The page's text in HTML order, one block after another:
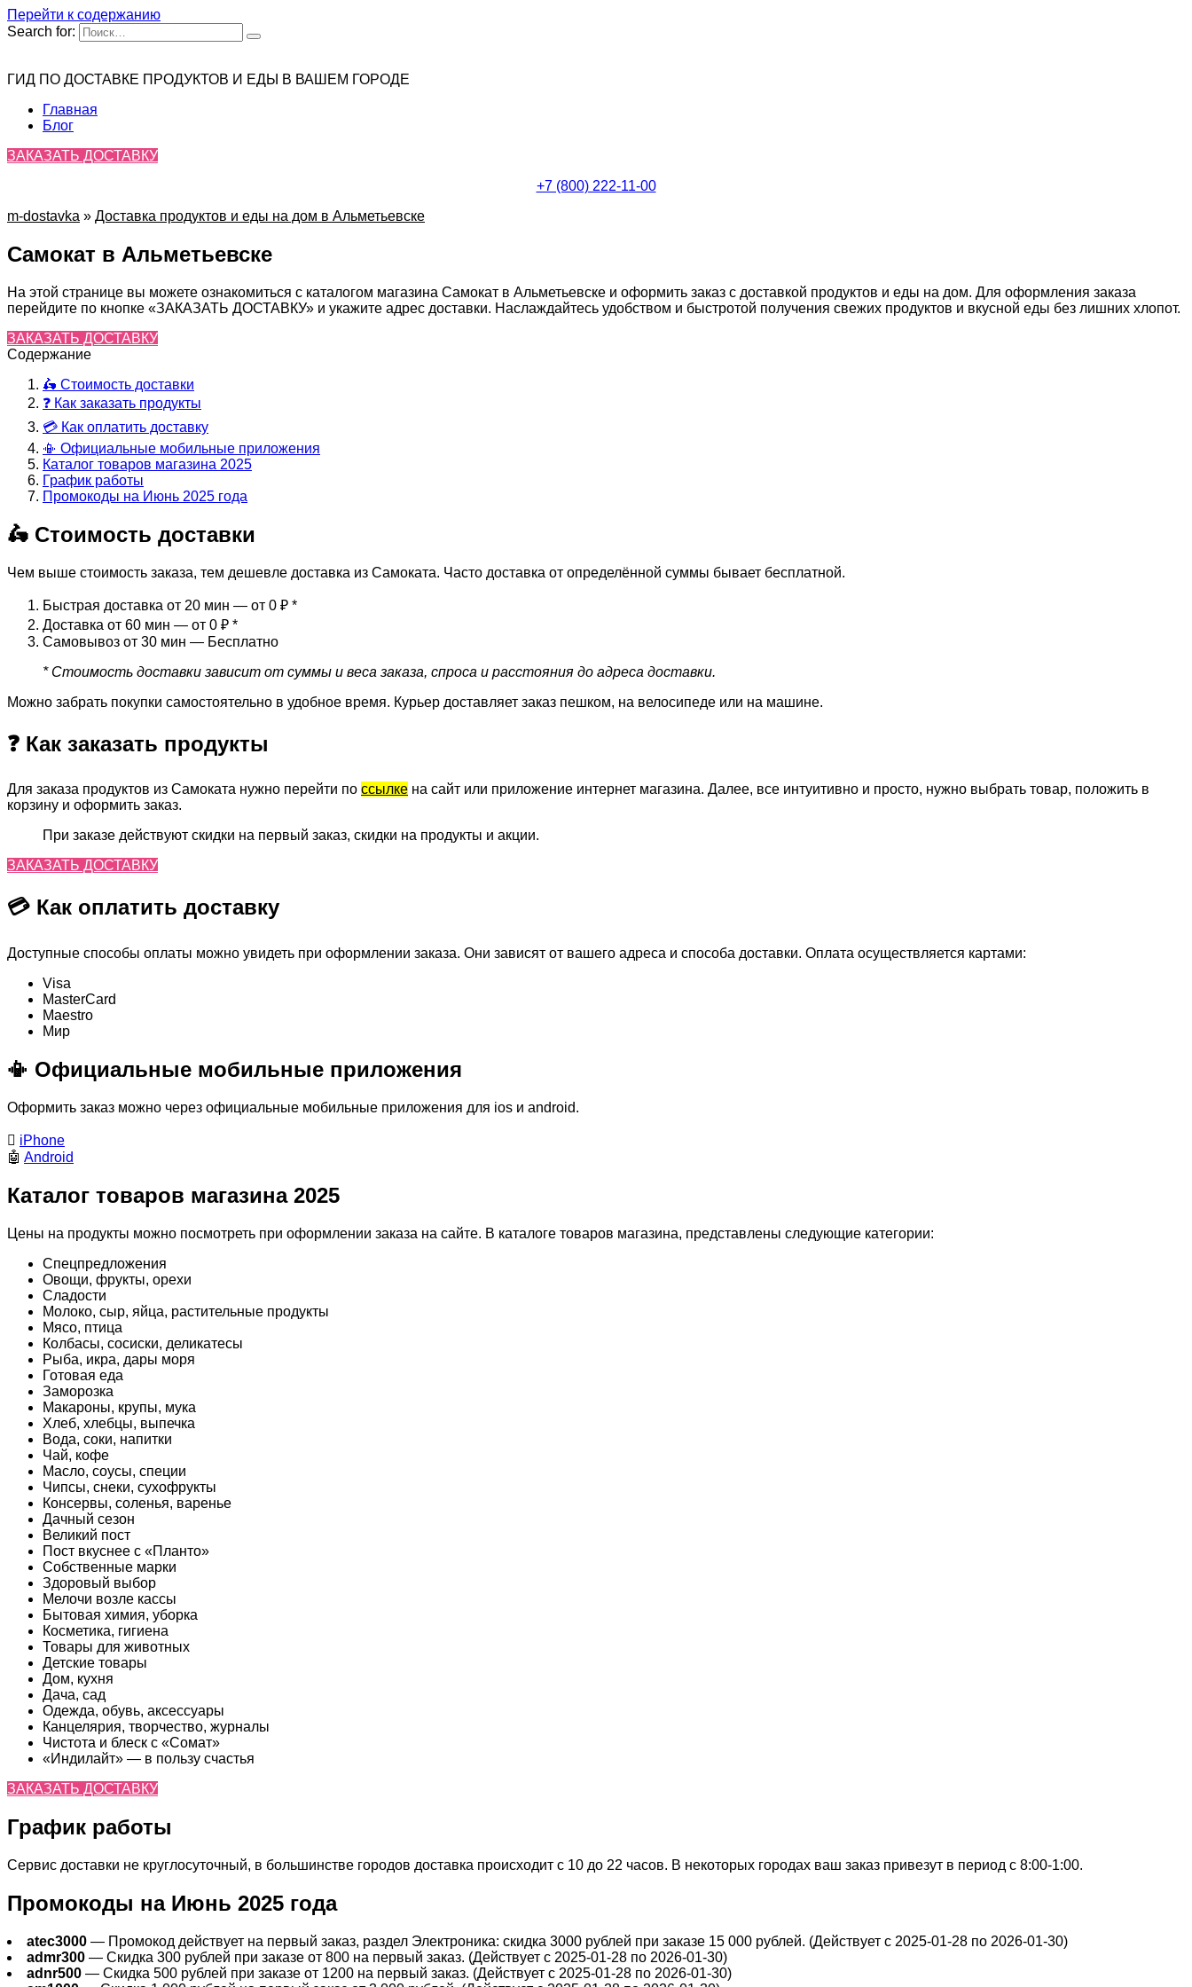
Перейти к содержанию
Search for:
ГИД ПО ДОСТАВКЕ ПРОДУКТОВ И ЕДЫ В ВАШЕМ ГОРОДЕ
Главная
Блог
ЗАКАЗАТЬ ДОСТАВКУ
+7 (800) 222-11-00
m-dostavka » Доставка продуктов и еды на дом в Альметьевске
Самокат в Альметьевске
На этой странице вы можете ознакомиться с каталогом магазина Самокат в Альметьевске и оформить заказ с доставкой продуктов и еды на дом. Для оформления заказа
перейдите по кнопке «ЗАКАЗАТЬ ДОСТАВКУ» и укажите адрес доставки. Наслаждайтесь удобством и быстротой получения свежих продуктов и вкусной еды без лишних хлопот.
ЗАКАЗАТЬ ДОСТАВКУ
Содержание
🛵 Стоимость доставки
❓ Как заказать продукты
💳 Как оплатить доставку
📳 Официальные мобильные приложения
Каталог товаров магазина 2025
График работы
Промокоды на Июнь 2025 года
🛵 Стоимость доставки
Чем выше стоимость заказа, тем дешевле доставка из Самоката. Часто доставка от определённой суммы бывает бесплатной.
Быстрая доставка от 20 мин — от 0 ₽ *
Доставка от 60 мин — от 0 ₽ *
Самовывоз от 30 мин — Бесплатно
* Стоимость доставки зависит от суммы и веса заказа, спроса и расстояния до адреса доставки.
Можно забрать покупки самостоятельно в удобное время. Курьер доставляет заказ пешком, на велосипеде или на машине.
❓ Как заказать продукты
Для заказа продуктов из Самоката нужно перейти по ссылке на сайт или приложение интернет магазина. Далее, все интуитивно и просто, нужно выбрать товар, положить в
корзину и оформить заказ.
При заказе действуют скидки на первый заказ, скидки на продукты и акции.
ЗАКАЗАТЬ ДОСТАВКУ
💳 Как оплатить доставку
Доступные способы оплаты можно увидеть при оформлении заказа. Они зависят от вашего адреса и способа доставки. Оплата осуществляется картами:
Visa
MasterСard
Maestro
Мир
📳 Официальные мобильные приложения
Оформить заказ можно через официальные мобильные приложения для ios и android.
 iPhone
🤖 Android
Каталог товаров магазина 2025
Цены на продукты можно посмотреть при оформлении заказа на сайте. В каталоге товаров магазина, представлены следующие категории:
Спецпредложения
Овощи, фрукты, орехи
Сладости
Молоко, сыр, яйца, растительные продукты
Мясо, птица
Колбасы, сосиски, деликатесы
Рыба, икра, дары моря
Готовая еда
Заморозка
Макароны, крупы, мука
Хлеб, хлебцы, выпечка
Вода, соки, напитки
Чай, кофе
Масло, соусы, специи
Чипсы, снеки, сухофрукты
Консервы, соленья, варенье
Дачный сезон
Великий пост
Пост вкуснее с «Планто»
Собственные марки
Здоровый выбор
Мелочи возле кассы
Бытовая химия, уборка
Косметика, гигиена
Товары для животных
Детские товары
Дом, кухня
Дача, сад
Одежда, обувь, аксессуары
Канцелярия, творчество, журналы
Чистота и блеск с «Сомат»
«Индилайт» — в пользу счастья
ЗАКАЗАТЬ ДОСТАВКУ
График работы
Сервис доставки не круглосуточный, в большинстве городов доставка происходит с 10 до 22 часов. В некоторых городах ваш заказ привезут в период с 8:00-1:00.
Промокоды на Июнь 2025 года
atec3000 — Промокод действует на первый заказ, раздел Электроника: скидка 3000 рублей при заказе 15 000 рублей. (Действует с 2025-01-28 по 2026-01-30)
admr300 — Скидка 300 рублей при заказе от 800 на первый заказ. (Действует с 2025-01-28 по 2026-01-30)
adnr500 — Скидка 500 рублей при заказе от 1200 на первый заказ. (Действует с 2025-01-28 по 2026-01-30)